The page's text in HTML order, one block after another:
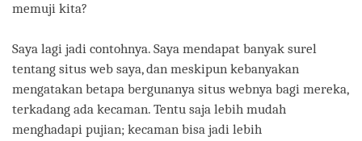
memuji kita?
Saya lagi jadi contohnya. Saya mendapat banyak surel
tentang situs web saya, dan meskipun kebanyakan
mengatakan betapa bergunanya situs webnya bagi mereka,
terkadang ada kecaman. Tentu saja lebih mudah
menghadapi pujian; kecaman bisa jadi lebih